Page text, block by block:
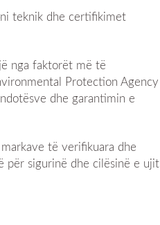
teknik dhe certifikimet
nga faktorët më të
Protection Agency
dhe garantimin e
të verifikuara dhe
për sigurinë dhe cilësinë e ujit